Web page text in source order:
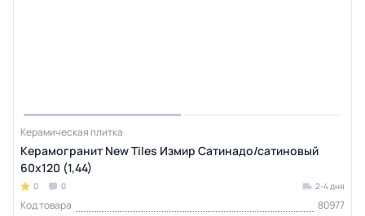
Керамическая плитка
Керамогранит New Tiles Измир Сатинадо/сатиновый
60x120 (1,44)
0 0 2-4 дня
Код товара
80977